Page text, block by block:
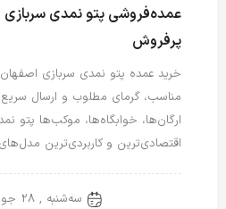
عمده‌فروشی پتو نمدی سربازی
پرفروش
خرید عمده پتو نمدی سربازی
مناسب، گرمای مطلوب و ارسال
ارگان‌ها، خوابگاه‌ها، موکب‌ها پتو
اقتصادی‌ترین و کاربردی‌ترین مدل‌های
سه‌شنبه , 28 جولای 2026